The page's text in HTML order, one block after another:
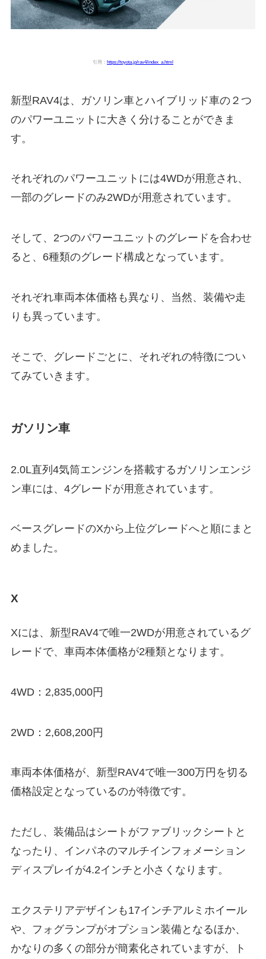
引用： https://toyota.jp/rav4/index_a.html
新型RAV4は、ガソリン車とハイブリッド車の２つ
のパワーユニットに大きく分けることができま
す。
それぞれのパワーユニットには4WDが用意され、
一部のグレードのみ2WDが用意されています。
そして、2つのパワーユニットのグレードを合わせ
ると、6種類のグレード構成となっています。
それぞれ車両本体価格も異なり、当然、装備や走
りも異っています。
そこで、グレードごとに、それぞれの特徴につい
てみていきます。
ガソリン車
2.0L直列4気筒エンジンを搭載するガソリンエンジ
ン車には、 4グレードが用意されています。
ベースグレードのXから上位グレードへと順にまと
めました。
X
Xには、新型RAV4で唯一2WDが用意されているグ
レードで、車両本体価格が2種類となります。
4WD：2,835,000円
2WD：2,608,200円
車両本体価格が、 新型RAV4で唯一300万円を切る
価格設定となっているのが特徴です。
ただし、装備品はシートがファブリックシートと
なったり、インパネのマルチインフォメーション
ディスプレイが4.2インチと小さくなります。
エクステリアデザインも17インチアルミホイール
や、フォグランプがオプション装備となるほか、
かなりの多くの部分が簡素化されていますが、ト